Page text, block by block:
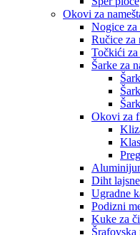
Okovi za
Nogice za
Ručice za
Točkići za
Šarke za
Okovi za
Diht lajsne
Ugradne
Podizni
Kuke za
Šrafovska